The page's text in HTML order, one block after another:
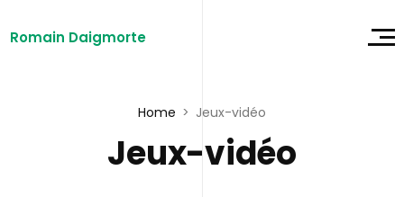
Romain Daigmorte
Home Jeux-vidéo
Jeux-vidéo